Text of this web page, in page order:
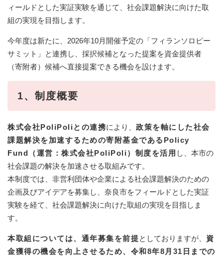
ィールドとした実証実験を通じて、社会課題解決に向けた取
組の実現を目指します。
今年度は新たに、2026年10月開催予定の「フィランソロピー
サミット」と連携し、採択候補となった提案を資金提供者
（寄附者）候補へ直接提案できる機会を設けます。​​
1、制度概要
株式会社PoliPoliとの連携により、 政策を軸にした社会
課題解決を加速するための寄附基金であるPolicy
Fund（運営：株式会社PoliPoli）制度を活用 し、本市の
社会課題の解決を加速させる取組みです。
本制度では、非営利団体や企業による社会課題解決のための
企画及びアイデアを募集し、奈良市をフィールドとした実証
実験を経て、社会課題解決に向けた取組の実現を目指しま
す。
本取組については、通年募集を前提としておりますが、 資
金獲得の機会を向上させるため、令和8年8月31日までの